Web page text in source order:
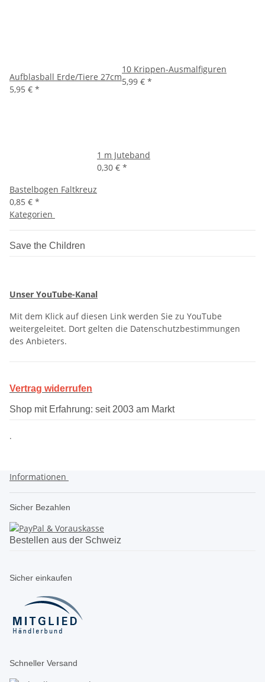
Aufblasball Erde/Tiere 27cm
5,95 € *
10 Krippen-Ausmalfiguren
5,99 € *
Bastelbogen Faltkreuz
0,85 € *
1 m Juteband
0,30 € *
Kategorien
Save the Children
Unser YouTube-Kanal
Mit dem Klick auf diesen Link werden Sie zu YouTube
weitergeleitet. Dort gelten die Datenschutzbestimmungen
des Anbieters.
Vertrag widerrufen
Shop mit Erfahrung: seit 2003 am Markt
.
Informationen
Sicher Bezahlen
Bestellen aus der Schweiz
Sicher einkaufen
Schneller Versand